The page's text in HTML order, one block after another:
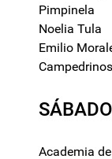
Pimpinela
Noelia Tula
Emilio
Campedrinos
Academia